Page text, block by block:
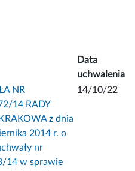
Data
uchwalenia
NR
14 RADY
z dnia
2014 r. o
nr
14 w sprawie
14/10/22